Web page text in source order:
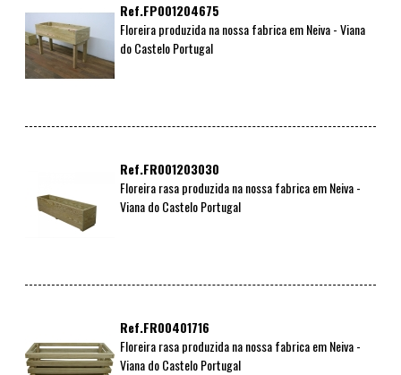
Ref.FP001204675
Floreira produzida na nossa fabrica em Neiva - Viana
do Castelo Portugal
Ref.FR001203030
Floreira rasa produzida na nossa fabrica em Neiva -
Viana do Castelo Portugal
Ref.FR00401716
Floreira rasa produzida na nossa fabrica em Neiva -
Viana do Castelo Portugal